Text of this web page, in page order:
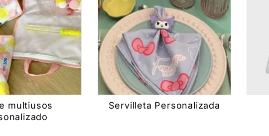
multiusos
Servilleta Personalizada